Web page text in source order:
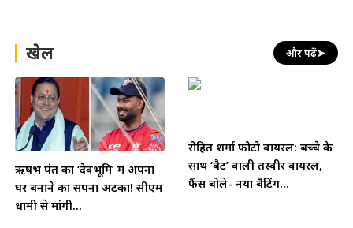
खेल और पढ़ें➤
ऋषभ पंत का ‘देवभूमि’ में अपना
घर बनाने का सपना अटका! सीएम
धामी से मांगी...
रोहित शर्मा फोटो वायरल: बच्चे के
साथ ‘बैट’ वाली तस्वीर वायरल,
फैंस बोले- नया बैटिंग...